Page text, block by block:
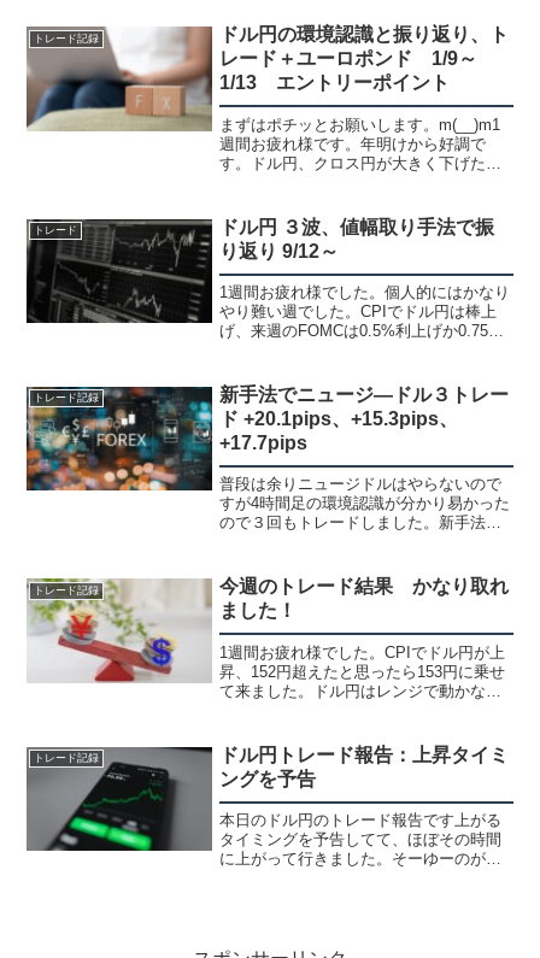
トリー３つの波のサイズの手法！K君が
15分値幅を完...
トレード記録
ドル円の環境認識と振り返り、ト
レード＋ユーロポンド 1/9～
1/13 エントリーポイント
まずはポチッとお願いします。m(__)m1
週間お疲れ様です。年明けから好調で
す。ドル円、クロス円が大きく下げたの
大きくは取れてないですがかなりの勝率
になってると思います...
トレード
ドル円 ３波、値幅取り手法で振
り返り 9/12～
1週間お疲れ様でした。個人的にはかなり
やり難い週でした。CPIでドル円は棒上
げ、来週のFOMCは0.5%利上げか0.75%
るみたいです。FOMCまでは不安定な相
場...
トレード記録
新手法でニュージ―ドル３トレー
ド +20.1pips、+15.3pips、
+17.7pips
普段は余りニュージドルはやらないので
すが4時間足の環境認識が分かり易かった
ので３回もトレードしました。新手法と
っと悩まないでエントリー出来て勝率も
かなり高いです。決済...
トレード記録
今週のトレード結果 かなり取れ
ました！
1週間お疲れ様でした。CPIでドル円が上
昇、152円超えたと思ったら153円に乗せ
て来ました。ドル円はレンジで動かなか
レードです。ボラがあったので助かりま
した。最近は...
トレード記録
ドル円トレード報告：上昇タイミ
ングを予告
本日のドル円のトレード報告です上がる
タイミングを予告してて、ほぼその時間
に上がって行きました。そーゆーのが分